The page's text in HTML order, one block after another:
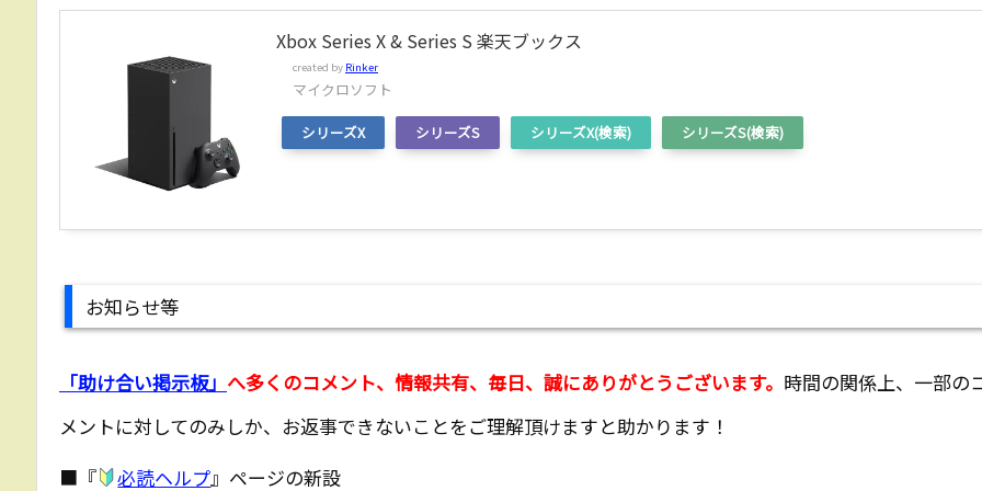
Xbox Series X & Series S 楽天ブックス
created by Rinker
マイクロソフト
シリーズX シリーズS シリーズX(検索) シリーズS(検索)
お知らせ等
「助け合い掲示板」 へ多くのコメント、情報共有、毎日、誠にありがとうございます。 時間の関係上、一部の
メントに対してのみしか、お返事できないことをご理解頂けますと助かります！
■『
必読ヘルプ』ページの新設